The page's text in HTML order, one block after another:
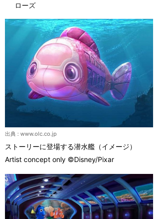
ローズ
出典 : www.olc.co.jp
ストーリーに登場する潜水艦（イメージ）
Artist concept only ©Disney/Pixar